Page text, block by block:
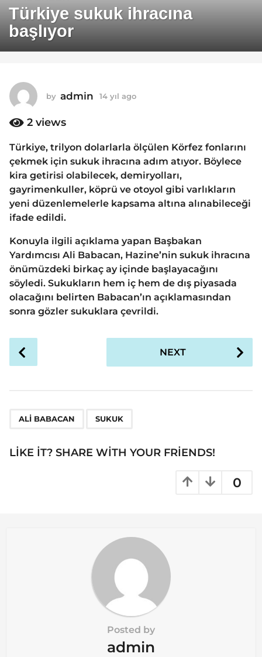
4
y
ı
l
o
4
ı
l
a
g
o
Türkiye sukuk ihracına
başlıyor
by admin 14 yıl ago
a
g
o
2 views
Türkiye, trilyon dolarlarla ölçülen Körfez fonlarını
çekmek için sukuk ihracına adım atıyor. Böylece
kira getirisi olabilecek, demiryolları,
gayrimenkuller, köprü ve otoyol gibi varlıkların
yeni düzenlemelerle kapsama altına alınabileceği
ifade edildi.
Konuyla ilgili açıklama yapan Başbakan
Yardımcısı Ali Babacan, Hazine’nin sukuk ihracına
önümüzdeki birkaç ay içinde başlayacağını
söyledi. Sukukların hem iç hem de dış piyasada
olacağını belirten Babacan’ın açıklamasından
sonra gözler sukuklara çevrildi.
i
NEXT
ALI BABACAN SUKUK
LIKE IT? SHARE WITH YOUR FRIENDS!
0
Posted by
admin